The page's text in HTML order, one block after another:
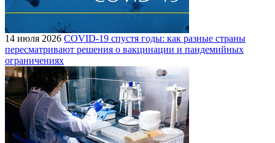
14 июля 2026 COVID-19 спустя годы: как разные страны
пересматривают решения о вакцинации и пандемийных
ограничениях